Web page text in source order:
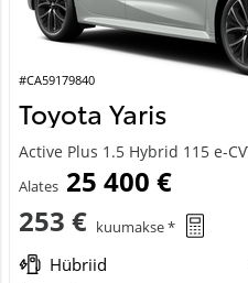
#CA59179840
Toyota Yaris
Active Plus 1.5 Hybrid 115 e-
Alates 25 400 €
253 € kuumakse *
Hübriid